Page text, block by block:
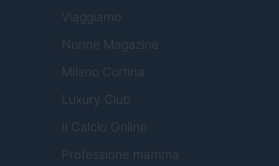
Viaggiamo
Nonne Magazine
Milano Cortina
Luxury Club
Il Calcio Online
Professione mamma